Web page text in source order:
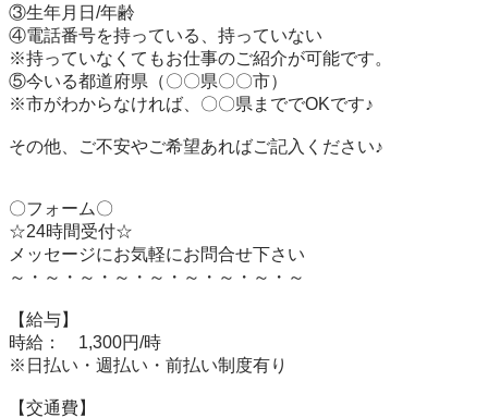
③生年月日/年齢
④電話番号を持っている、持っていない
※持っていなくてもお仕事のご紹介が可能です。
⑤今いる都道府県（〇〇県〇〇市）
※市がわからなければ、〇〇県まででOKです♪
その他、ご不安やご希望あればご記入ください♪
〇フォーム〇
☆24時間受付☆
メッセージにお気軽にお問合せ下さい
～・～・～・～・～・～・～・～・～
【給与】
時給：　1,300円/時
※日払い・週払い・前払い制度有り
【交通費】